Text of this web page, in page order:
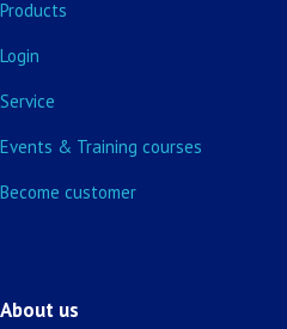
Products
Login
Service
Events & Training courses
Become customer
About us